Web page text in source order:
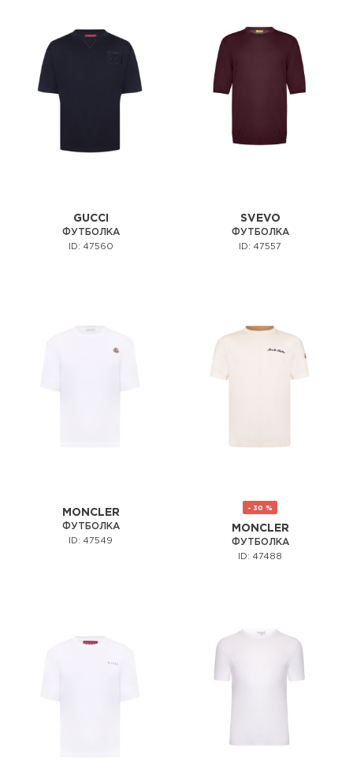
GUCCI
ФУТБОЛКА
ID: 47560
SVEVO
ФУТБОЛКА
ID: 47557
MONCLER
ФУТБОЛКА
ID: 47549
- 30 %
MONCLER
ФУТБОЛКА
ID: 47488